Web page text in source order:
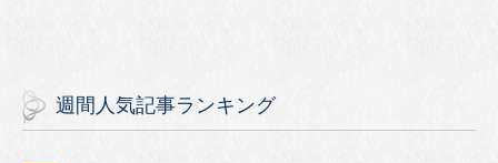
週間人気記事ランキング